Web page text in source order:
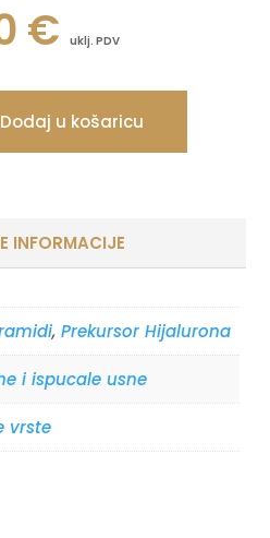
€ uklj. PDV
Dodaj u košaricu
INFORMACIJE
,Prekursor Hijalurona
i ispucale usne
vrste